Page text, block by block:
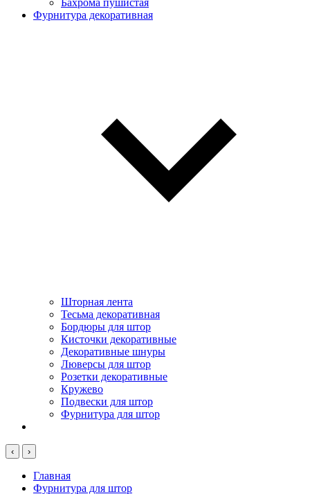
Бахрома пушистая
Фурнитура декоративная
Шторная лента
Тесьма декоративная
Бордюры для штор
Кисточки декоративные
Декоративные шнуры
Люверсы для штор
Розетки декоративные
Кружево
Подвески для штор
Фурнитура для штор
‹ ›
Главная
Фурнитура для штор